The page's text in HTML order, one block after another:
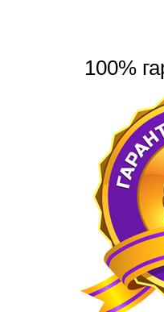
100%